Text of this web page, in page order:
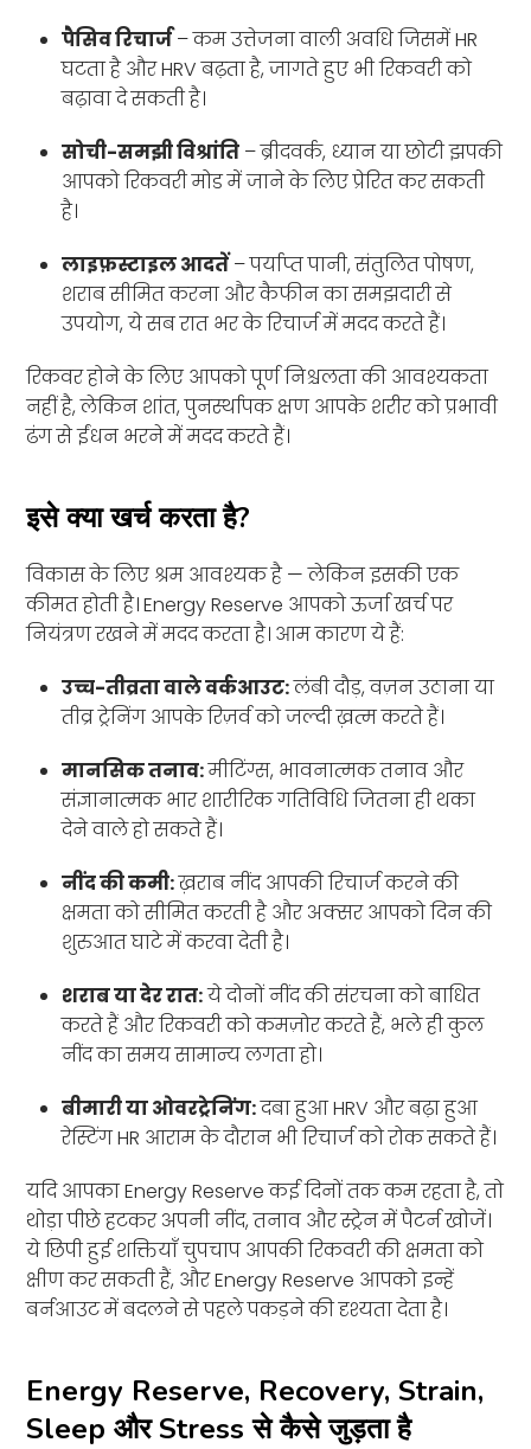
पैसिव रिचार्ज– कम उत्तेजना वाली अवधि जिसमें HR
घटता है और HRV बढ़ता है, जागते हुए भी रिकवरी को
बढ़ावा दे सकती है।
सोची-समझी विश्रांति – ब्रीदवर्क, ध्यान या छोटी झपकी
आपको रिकवरी मोड में जाने के लिए प्रेरित कर सकती
है।
लाइफ़स्टाइल आदतें– पर्याप्त पानी, संतुलित पोषण,
शराब सीमित करना और कैफीन का समझदारी से
उपयोग, ये सब रात भर के रिचार्ज में मदद करते हैं।
रिकवर होने के लिए आपको पूर्ण निश्चलता की आवश्यकता
नहीं है, लेकिन शांत, पुनर्स्थापक क्षण आपके शरीर को प्रभावी
ढंग से ईंधन भरने में मदद करते हैं।
इसे क्या खर्च करता है?
विकास के लिए श्रम आवश्यक है — लेकिन इसकी एक
कीमत होती है। Energy Reserve आपको ऊर्जा खर्च पर
नियंत्रण रखने में मदद करता है। आम कारण ये हैं:
उच्च-तीव्रता वाले वर्कआउट:लंबी दौड़, वज़न उठाना या
तीव्र ट्रेनिंग आपके रिज़र्व को जल्दी ख़त्म करते हैं।
मानसिक तनाव:मीटिंग्स, भावनात्मक तनाव और
संज्ञानात्मक भार शारीरिक गतिविधि जितना ही थका
देने वाले हो सकते हैं।
नींद की कमी:ख़राब नींद आपकी रिचार्ज करने की
क्षमता को सीमित करती है और अक्सर आपको दिन की
शुरुआत घाटे में करवा देती है।
शराब या देर रात:ये दोनों नींद की संरचना को बाधित
करते हैं और रिकवरी को कमज़ोर करते हैं, भले ही कुल
नींद का समय सामान्य लगता हो।
बीमारी या ओवरट्रेनिंग:दबा हुआ HRV और बढ़ा हुआ
रेस्टिंग HR आराम के दौरान भी रिचार्ज को रोक सकते हैं।
यदि आपका Energy Reserve कई दिनों तक कम रहता है, तो
थोड़ा पीछे हटकर अपनी नींद, तनाव और स्ट्रेन में पैटर्न खोजें।
ये छिपी हुई शक्तियाँ चुपचाप आपकी रिकवरी की क्षमता को
क्षीण कर सकती हैं, और Energy Reserve आपको इन्हें
बर्नआउट में बदलने से पहले पकड़ने की दृश्यता देता है।
Energy Reserve, Recovery, Strain,
Sleep और Stress से कैसे जुड़ता है